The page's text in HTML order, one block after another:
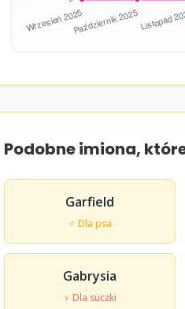
Podobne imiona,
Garfield
♂ Dla psa
Gabrysia
♀ Dla suczki